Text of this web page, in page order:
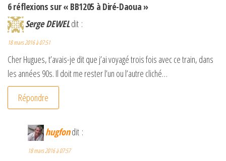
6 réflexions sur « BB1205 à Diré-Daoua »
Serge DEWELdit :
18 mars 2016 à 07:51
Cher Hugues, t’avais-je dit que j’ai voyagé trois fois avec ce train, dans
les années 90s. Il doit me rester l’un ou l’autre cliché…
Répondre
hugfondit :
18 mars 2016 à 07:57